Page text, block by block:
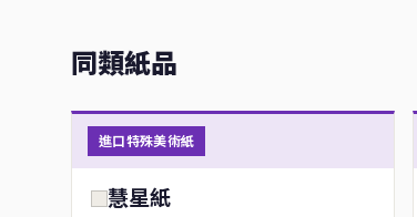
同類紙品
進口特殊美術紙
慧星紙